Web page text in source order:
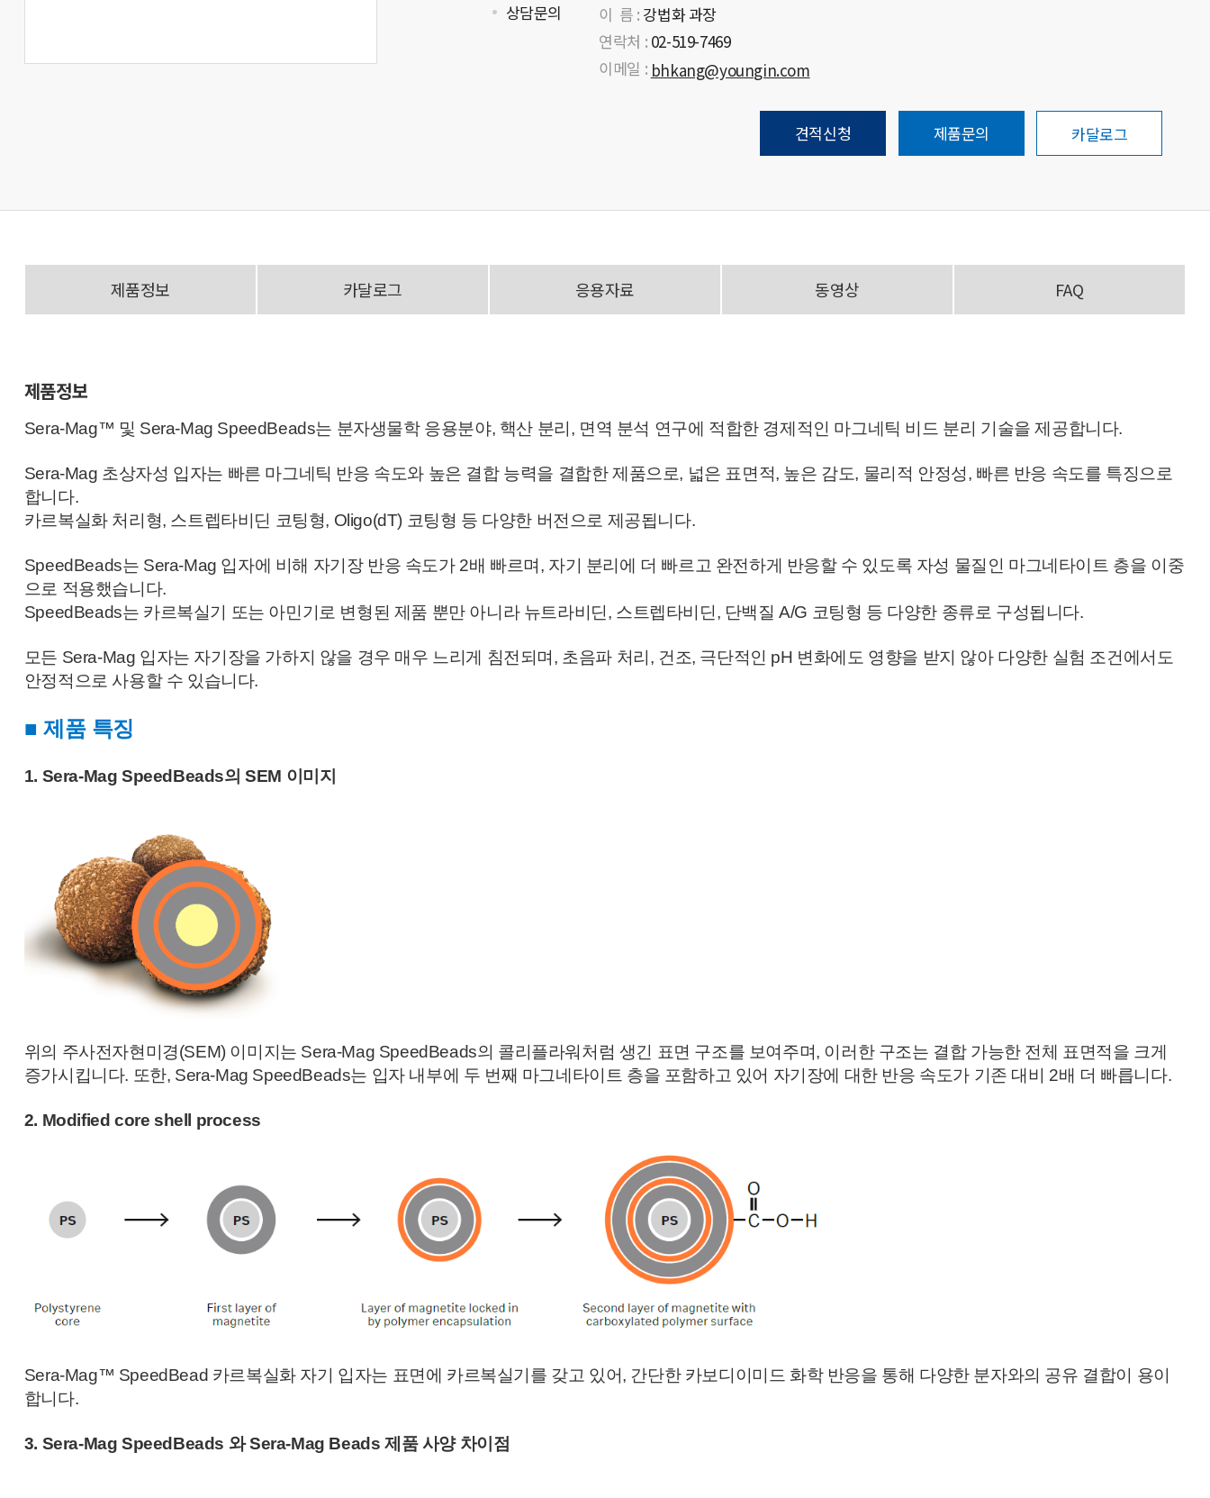
상담문의 이 름 : 강법화 과장
연락처 : 02-519-7469
이메일 : bhkang@youngin.com
견적신청 제품문의 카달로그
제품정보 카달로그 응용자료 동영상 FAQ
제품정보
Sera-Mag™ 및 Sera-Mag SpeedBeads는 분자생물학 응용분야, 핵산 분리, 면역 분석 연구에 적합한 경제적인 마그네틱 비드 분리 기술을 제공합니다.
Sera-Mag 초상자성 입자는 빠른 마그네틱 반응 속도와 높은 결합 능력을 결합한 제품으로, 넓은 표면적, 높은 감도, 물리적 안정성, 빠른 반응 속도를 특징으로
합니다.
카르복실화 처리형, 스트렙타비딘 코팅형, Oligo(dT) 코팅형 등 다양한 버전으로 제공됩니다.
SpeedBeads는 Sera-Mag 입자에 비해 자기장 반응 속도가 2배 빠르며, 자기 분리에 더 빠르고 완전하게 반응할 수 있도록 자성 물질인 마그네타이트 층을 이중
으로 적용했습니다.
SpeedBeads는 카르복실기 또는 아민기로 변형된 제품 뿐만 아니라 뉴트라비딘, 스트렙타비딘, 단백질 A/G 코팅형 등 다양한 종류로 구성됩니다.
모든 Sera-Mag 입자는 자기장을 가하지 않을 경우 매우 느리게 침전되며, 초음파 처리, 건조, 극단적인 pH 변화에도 영향을 받지 않아 다양한 실험 조건에서도
안정적으로 사용할 수 있습니다.
■ 제품 특징
1. Sera-Mag SpeedBeads의 SEM 이미지
위의 주사전자현미경(SEM) 이미지는 Sera-Mag SpeedBeads의 콜리플라워처럼 생긴 표면 구조를 보여주며, 이러한 구조는 결합 가능한 전체 표면적을 크게
증가시킵니다. 또한, Sera-Mag SpeedBeads는 입자 내부에 두 번째 마그네타이트 층을 포함하고 있어 자기장에 대한 반응 속도가 기존 대비 2배 더 빠릅니다.
2. Modified core shell process
Sera-Mag™ SpeedBead 카르복실화 자기 입자는 표면에 카르복실기를 갖고 있어, 간단한 카보디이미드 화학 반응을 통해 다양한 분자와의 공유 결합이 용이
합니다.
3. Sera-MagSpeedBeads 와Sera-Mag Beads 제품 사양 차이점